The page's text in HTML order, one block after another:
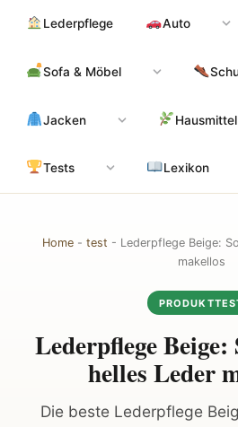
Inhalt
Lederpflege Auto
Sofa & Möbel
Jacken Hausmittel
Tests Lexikon
Home- test - Lederpflege Beige:
makellos
Lederpflege
helles Leder
Die beste Lederpflege